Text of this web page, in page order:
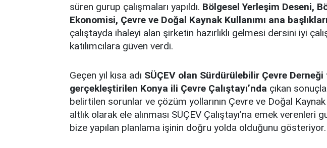
süren gurup çalışmaları yapıldı. Bölgesel Yerleşim Deseni,
Ekonomisi, Çevre ve Doğal Kaynak Kullanımı ana
çalıştayda ihaleyi alan şirketin hazırlıklı gelmesi dersini iyi
katılımcılara güven verdi.
Geçen yıl kısa adı SÜÇEV olan Sürdürülebilir Çevre Derneği
gerçekleştirilen Konya ili Çevre Çalıştayı’nda çıkan
belirtilen sorunlar ve çözüm yollarının Çevre ve Doğal Kaynak
altlık olarak ele alınması SÜÇEV Çalıştayı’na emek verenleri
bize yapılan planlama işinin doğru yolda olduğunu gösteriyor.